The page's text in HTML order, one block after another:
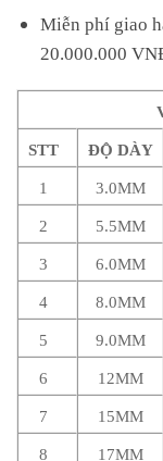
Miễn phí giao
20.000.000
STT ĐỘ DÀY
1 3.0MM
2 5.5MM
3 6.0MM
4 8.0MM
5 9.0MM
6 12MM
7 15MM
8 17MM